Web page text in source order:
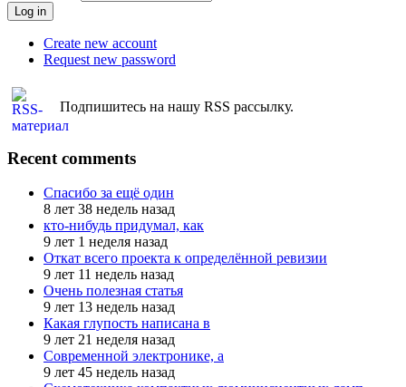
Create new account
Request new password
Подпишитесь на нашу RSS рассылку.
Recent comments
Спасибо за ещё один
8 лет 38 недель назад
кто-нибудь придумал, как
9 лет 1 неделя назад
Откат всего проекта к определённой ревизии
9 лет 11 недель назад
Очень полезная статья
9 лет 13 недель назад
Какая глупость написана в
9 лет 21 неделя назад
Современной электронике, а
9 лет 45 недель назад